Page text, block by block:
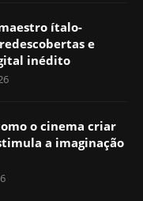
ítalo-
e
inédito
o cinema criar
a imaginação